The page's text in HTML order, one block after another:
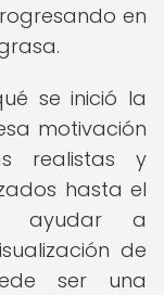
en
se inició la
motivación
realistas y
hasta el
ayudar a
de
ser una